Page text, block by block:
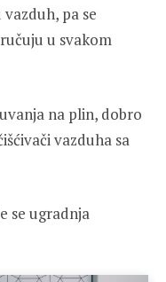
pa se
u svakom
na plin, dobro
vazduha sa
se ugradnja